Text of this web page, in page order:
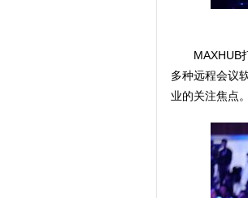
MAXHUB
多种远程会议
业的关注焦点。